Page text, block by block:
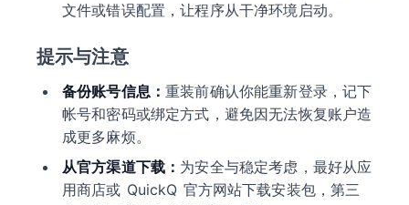
文件或错误配置，让程序从干净环境启动。
提示与注意
备份账号信息：重装前确认你能重新登录，记下
帐号和密码或绑定方式，避免因无法恢复账户造
成更多麻烦。
从官方渠道下载： 为安全与稳定考虑，最好从应
用商店或 QuickQ 官方网站下载安装包，第三